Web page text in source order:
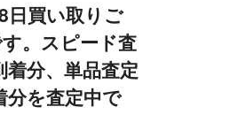
日買い取りご
。スピード査
分、単品査定
分を査定中で